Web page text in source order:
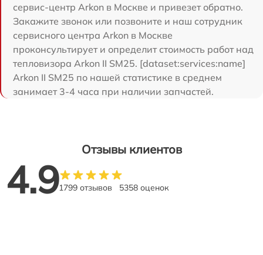
сервис-центр Arkon в Москве и привезет обратно.
Закажите звонок или позвоните и наш сотрудник
сервисного центра Arkon в Москве
проконсультирует и определит стоимость работ над
тепловизора Arkon II SM25. [dataset:services:name]
Arkon II SM25 по нашей статистике в среднем
занимает 3-4 часа при наличии запчастей.
Отзывы клиентов
4.91799 отзывов 5358 оценок